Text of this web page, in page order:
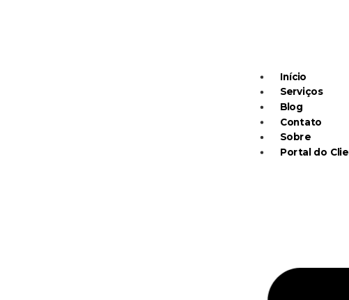
Início
Serviços
Blog
Contato
Sobre
Portal do